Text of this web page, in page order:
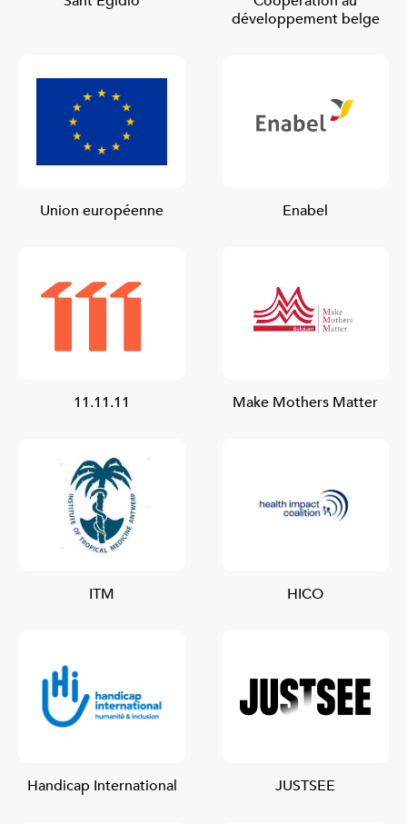
développement belge
Union européenne Enabel
11.11.11 Make Mothers Matter
ITM HICO
Handicap International JUSTSEE